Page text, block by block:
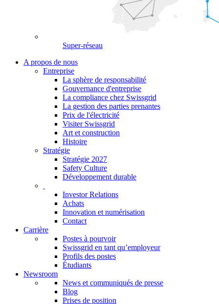
Super-réseau
A propos de nous
Entreprise
La sphère de responsabilité
Gouvernance d'entreprise
La compliance chez Swissgrid
La gestion des parties prenantes
Prix de l'électricité
Visiter Swissgrid
Art et construction
Histoire
Stratégie
Stratégie 2027
Safety Culture
Développement durable
Investor Relations
Achats
Innovation et numérisation
Contact
Carrière
Postes à pourvoir
Swissgrid en tant qu’employeur
Profils des postes
Étudiants
Newsroom
News et communiqués de presse
Blog
Prises de position